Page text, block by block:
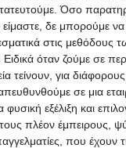
Όσο
είμαστε, δε μπορούμε
στις μεθόδους
όταν ζούμε σε
τείνουν, για
σε μια
φυσική εξέλιξη και
πλέον έμπειρους,
που έχουν